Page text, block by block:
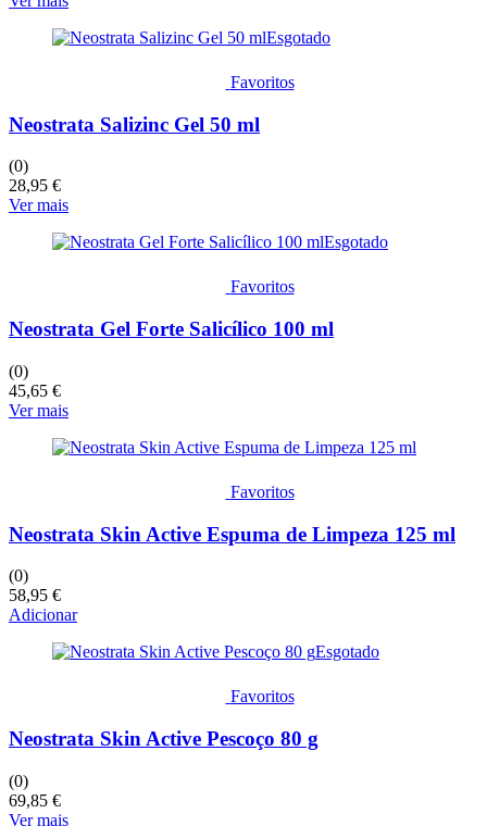
Esgotado
Favoritos
Neostrata Salizinc Gel 50 ml
(0)
28,95 €
Ver mais
Esgotado
Favoritos
Neostrata Gel Forte Salicílico 100 ml
(0)
45,65 €
Ver mais
Favoritos
Neostrata Skin Active Espuma de Limpeza 125 ml
(0)
58,95 €
Adicionar
Esgotado
Favoritos
Neostrata Skin Active Pescoço 80 g
(0)
69,85 €
Ver mais